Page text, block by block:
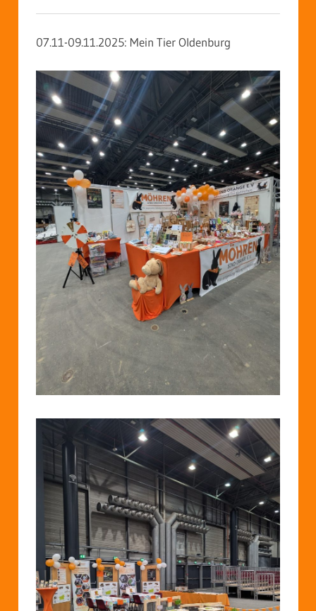
07.11-09.11.2025: Mein Tier Oldenburg